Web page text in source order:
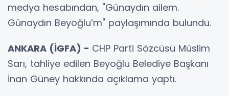
medya hesabından, "Günaydın ailem.
Günaydın Beyoğlu’m" paylaşımında bulundu.
ANKARA (İGFA) - CHP Parti Sözcüsü Müslim
Sarı, tahliye edilen Beyoğlu Belediye Başkanı
İnan Güney hakkında açıklama yaptı.